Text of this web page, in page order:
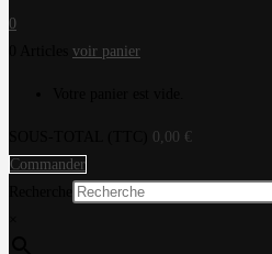
0
voir panier
0,00 €
Commander